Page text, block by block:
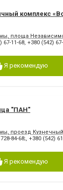
комплекс
площа
67-11-68, +380 (542)
Я рекомендую
"ПАН"
проезд
84-68;, +380 (542)
Я рекомендую